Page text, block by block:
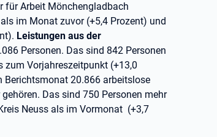
für Arbeit Mönchengladbach
im Monat zuvor (+5,4 Prozent) und
Leistungen aus der
Personen. Das sind 842 Personen
zum Vorjahreszeitpunkt (+13,0
Berichtsmonat 20.866 arbeitslose
Das sind 750 Personen mehr
Neuss als im Vormonat (+3,7